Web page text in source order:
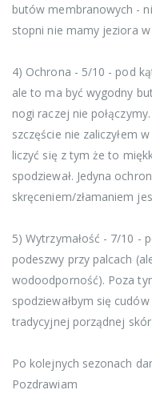
butów membranowych -
stopni nie mamy jeziora w
4) Ochrona - 5/10 - pod
ale to ma być wygodny
nogi raczej nie
szczęście nie zaliczyłem
liczyć się z tym że to
spodziewał. Jedyna
skręceniem/złamaniem
5) Wytrzymałość - 7/10 -
podeszwy przy palcach
wodoodporność). Poza
spodziewałbym się
tradycyjnej porządnej
Po kolejnych sezonach
Pozdrawiam